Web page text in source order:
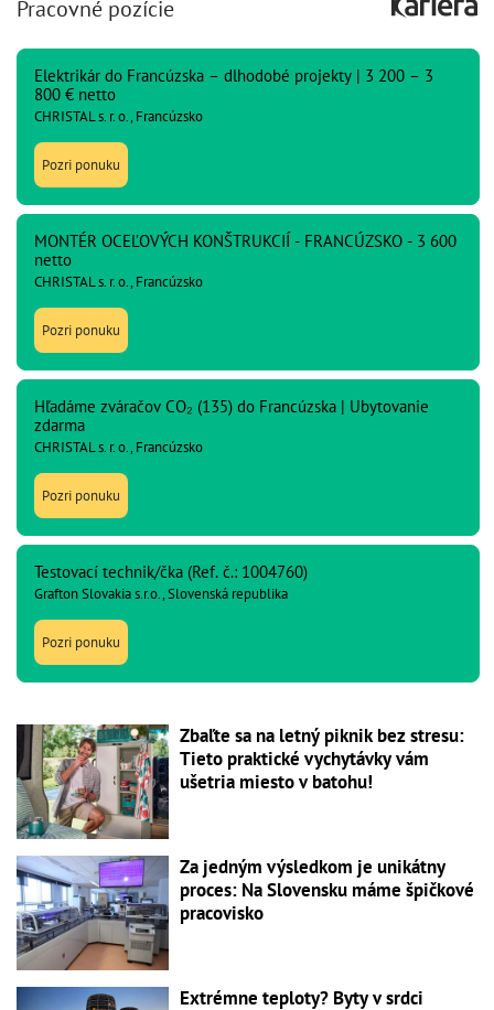
Pracovné pozície
Elektrikár do Francúzska – dlhodobé projekty | 3 200 – 3
800 € netto
CHRISTAL s. r. o., Francúzsko
Pozri ponuku
MONTÉR OCEĽOVÝCH KONŠTRUKCIÍ - FRANCÚZSKO - 3 600
netto
CHRISTAL s. r. o., Francúzsko
Pozri ponuku
Hľadáme zváračov CO₂ (135) do Francúzska | Ubytovanie
zdarma
CHRISTAL s. r. o., Francúzsko
Pozri ponuku
Testovací technik/čka (Ref. č.: 1004760)
Grafton Slovakia s.r.o., Slovenská republika
Pozri ponuku
Zbaľte sa na letný piknik bez stresu:
Tieto praktické vychytávky vám
ušetria miesto v batohu!
Za jedným výsledkom je unikátny
proces: Na Slovensku máme špičkové
pracovisko
Extrémne teploty? Byty v srdci